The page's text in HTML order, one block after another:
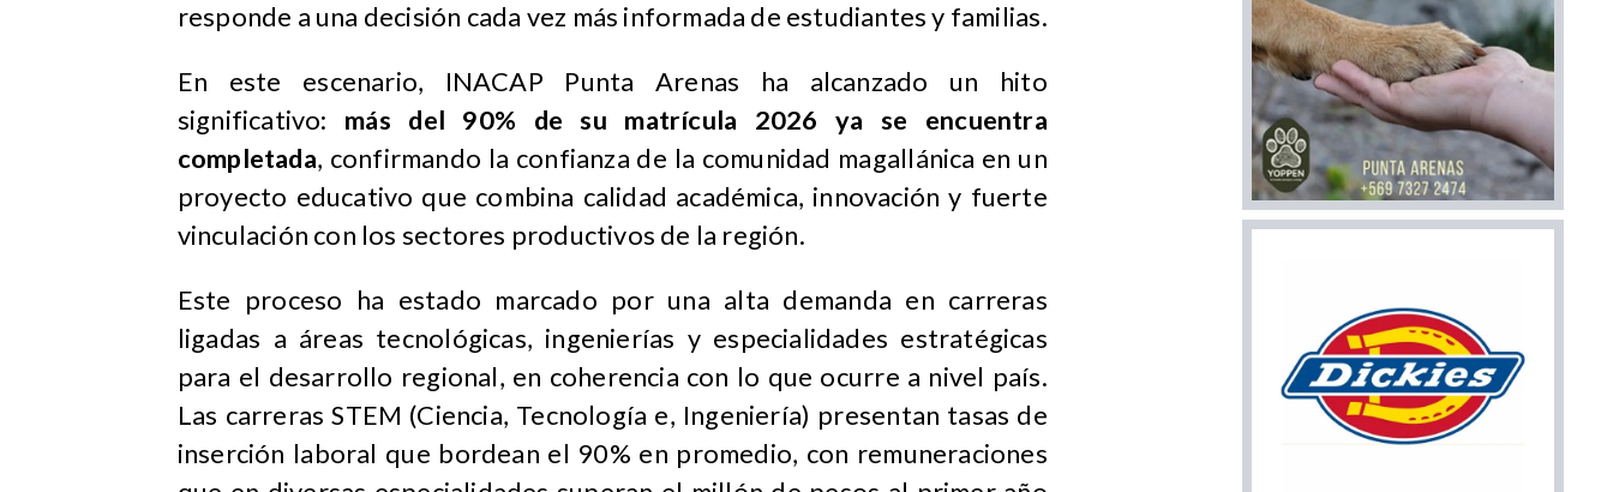
responde a una decisión cada vez más informada de estudiantes y familias.
En este escenario, INACAP Punta Arenas ha alcanzado un hito
significativo: más del 90% de su matrícula 2026 ya se encuentra
completada, confirmando la confianza de la comunidad magallánica en un
proyecto educativo que combina calidad académica, innovación y fuerte
vinculación con los sectores productivos de la región.
Este proceso ha estado marcado por una alta demanda en carreras
ligadas a áreas tecnológicas, ingenierías y especialidades estratégicas
para el desarrollo regional, en coherencia con lo que ocurre a nivel país.
Las carreras STEM (Ciencia, Tecnología e, Ingeniería) presentan tasas de
inserción laboral que bordean el 90% en promedio, con remuneraciones